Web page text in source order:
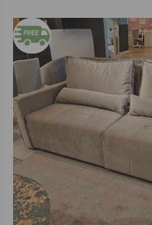
Original
price
was:
1100,00 €.
price
is:
690,00